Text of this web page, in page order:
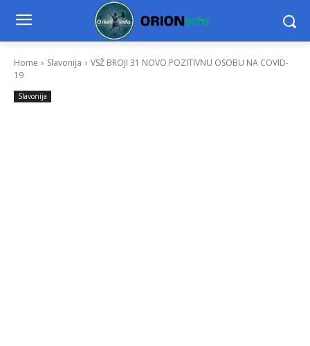
Home Slavonija
VSŽ BROJI 31 NOVO POZITIVNU OSOBU NA COVID-
19
Slavonija